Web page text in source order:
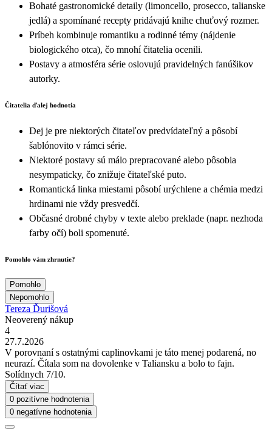
Bohaté gastronomické detaily (limoncello, prosecco, talianske
jedlá) a spomínané recepty pridávajú knihe chuťový rozmer.
Príbeh kombinuje romantiku a rodinné témy (nájdenie
biologického otca), čo mnohí čitatelia ocenili.
Postavy a atmosféra série oslovujú pravidelných fanúšikov
autorky.
Čitatelia ďalej hodnotia
Dej je pre niektorých čitateľov predvídateľný a pôsobí
šablónovito v rámci série.
Niektoré postavy sú málo prepracované alebo pôsobia
nesympaticky, čo znižuje čitateľské puto.
Romantická linka miestami pôsobí urýchlene a chémia medzi
hrdinami nie vždy presvedčí.
Občasné drobné chyby v texte alebo preklade (napr. nezhoda
farby očí) boli spomenuté.
Pomohlo vám zhrnutie?
Pomohlo
Nepomohlo
Tereza Ďurišová
Neoverený nákup
4
27.7.2026
V porovnaní s ostatnými caplinovkami je táto menej podarená, no
neurazí. Čítala som na dovolenke v Taliansku a bolo to fajn.
Solídnych 7/10.
Čítať viac
0 pozitívne hodnotenia
0 negatívne hodnotenia